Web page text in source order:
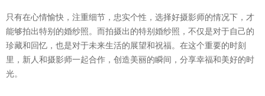
只有在心情愉快，注重细节，忠实个性，选择好摄影师的情况下，才
能够拍出特别的婚纱照。而拍摄出的特别婚纱照，不仅是对于自己的
珍藏和回忆，也是对于未来生活的展望和祝福。在这个重要的时刻
里，新人和摄影师一起合作，创造美丽的瞬间，分享幸福和美好的时
光。